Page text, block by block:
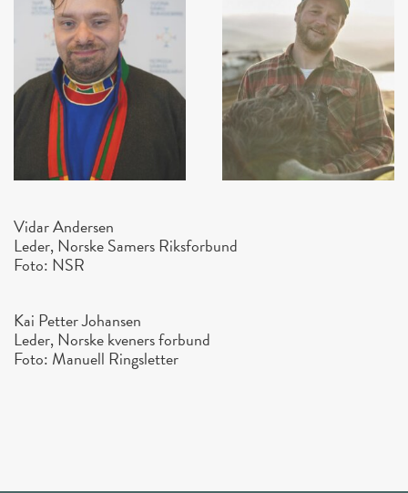
Vidar Andersen
Leder, Norske Samers Riksforbund
Foto: NSR
Kai Petter Johansen
Leder, Norske kveners forbund
Foto: Manuell Ringsletter